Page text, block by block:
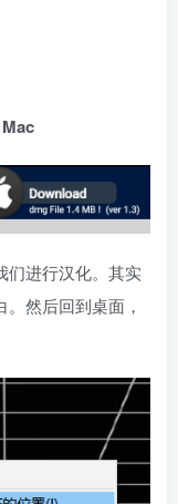
们进行汉化。其实
然后回到桌面，